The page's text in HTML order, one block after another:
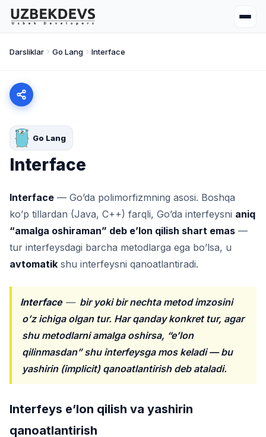
Darsliklar Go Lang Interface
Go Lang
Interface
Interface — Go’da polimorfizmning asosi. Boshqa
ko’p tillardan (Java, C++) farqli, Go’da interfeysni aniq
“amalga oshiraman” deb e’lon qilish shart emas —
tur interfeysdagi barcha metodlarga ega bo’lsa, u
avtomatik shu interfeysni qanoatlantiradi.
Interface— bir yoki bir nechta metod imzosini
o’z ichiga olgan tur. Har qanday konkret tur, agar
shu metodlarni amalga oshirsa, “e’lon
qilinmasdan” shu interfeysga mos keladi — bu
yashirin (implicit) qanoatlantirish deb ataladi.
Interfeys e’lon qilish va yashirin
qanoatlantirish